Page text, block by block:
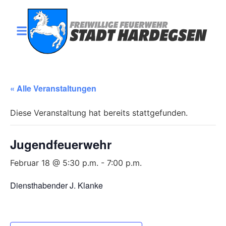
« Alle Veranstaltungen
Diese Veranstaltung hat bereits stattgefunden.
Jugendfeuerwehr
Februar 18 @ 5:30 p.m. - 7:00 p.m.
Diensthabender J. Klanke